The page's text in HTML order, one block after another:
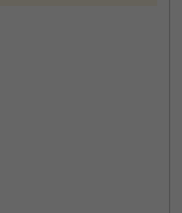
続きは何度か
に人生があるよ
く財産を含め
齢化に伴い法定
れからは増えて
誰にも相談でき